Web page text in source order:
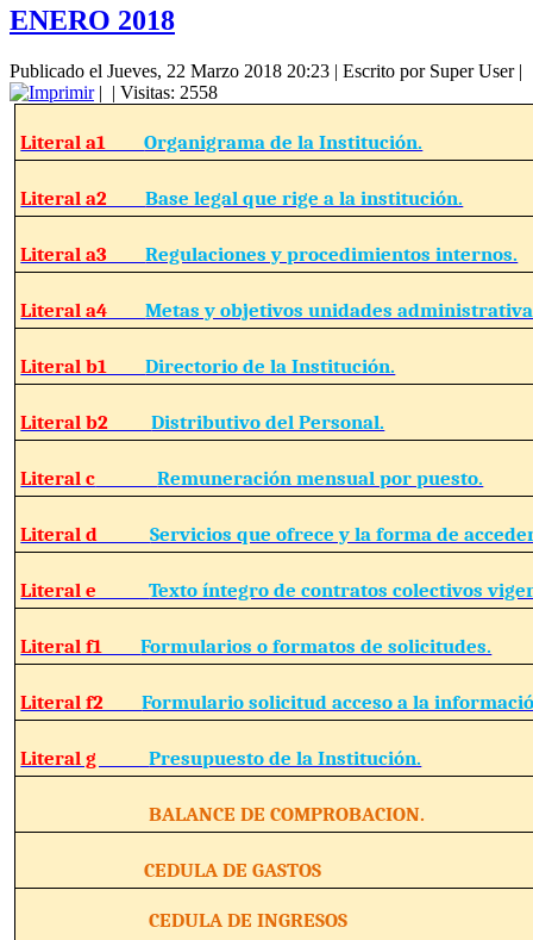
ENERO 2018
Publicado el Jueves, 22 Marzo 2018 20:23 | Escrito por Super User|
| | Visitas: 2558
Literal a1Organigrama de la Institución.
Literal a2Base legal que rige a la institución.
Literal a3Regulaciones y procedimientos internos.
Literal a4Metas y objetivos unidades
Literal b1Directorio de la Institución.
Literal b2Distributivo del Personal.
Literal c Remuneración mensual por puesto.
Literal dServicios que ofrece y la forma de
Literal eTexto íntegro de contratos colectivos
Literal f1Formularios o formatos de solicitudes.
Literal f2Formulario solicitud acceso a la
Literal gPresupuesto de la Institución.
BALANCE DE COMPROBACION.
CEDULA DE GASTOS
CEDULA DE INGRESOS